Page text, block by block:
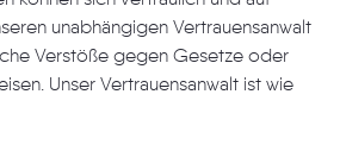
unabhängigen Vertrauensanwalt
Verstöße gegen Gesetze oder
Unser Vertrauensanwalt ist wie